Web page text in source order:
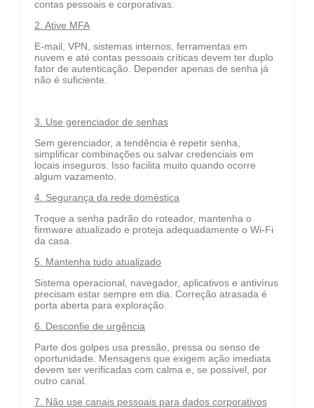
contas pessoais e corporativas.
2. Ative MFA
E-mail, VPN, sistemas internos, ferramentas em
nuvem e até contas pessoais críticas devem ter duplo
fator de autenticação. Depender apenas de senha já
não é suficiente.
3. Use gerenciador de senhas
Sem gerenciador, a tendência é repetir senha,
simplificar combinações ou salvar credenciais em
locais inseguros. Isso facilita muito quando ocorre
algum vazamento.
4. Segurança da rede doméstica
Troque a senha padrão do roteador, mantenha o
firmware atualizado e proteja adequadamente o Wi-Fi
da casa.
5. Mantenha tudo atualizado
Sistema operacional, navegador, aplicativos e antivírus
precisam estar sempre em dia. Correção atrasada é
porta aberta para exploração.
6. Desconfie de urgência
Parte dos golpes usa pressão, pressa ou senso de
oportunidade. Mensagens que exigem ação imediata
devem ser verificadas com calma e, se possível, por
outro canal.
7. Não use canais pessoais para dados corporativos